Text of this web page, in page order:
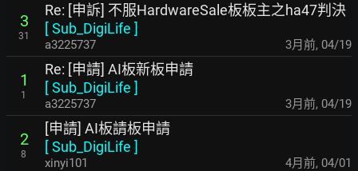
3
31
Re: [申訴] 不服HardwareSale板板主之ha47判決
[Sub_DigiLife ]
a3225737 3月前, 04/19
1
1
Re: [申請] AI板新板申請
[Sub_DigiLife ]
a3225737 3月前, 04/19
2
8
[申請] AI板請板申請
[Sub_DigiLife ]
xinyi101 4月前, 04/01